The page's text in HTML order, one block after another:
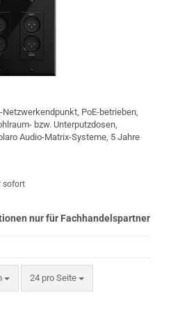
PoE-betrieben,
bzw. Unterputzdosen,
Audio-Matrix-Systeme, 5 Jahre
sofort
nur für Fachhandelspartner
24 pro Seite
pro Seite